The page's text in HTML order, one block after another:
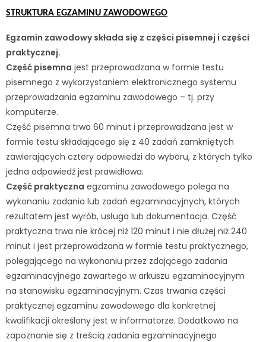
STRUKTURA EGZAMINU ZAWODOWEGO
Egzamin zawodowy składa się z części pisemnej i części
praktycznej.
Część pisemna jest przeprowadzana w formie testu
pisemnego z wykorzystaniem elektronicznego systemu
przeprowadzania egzaminu zawodowego – tj. przy
komputerze.
Część pisemna trwa 60 minut i przeprowadzana jest w
formie testu składającego się z 40 zadań zamkniętych
zawierających cztery odpowiedzi do wyboru, z których tylko
jedna odpowiedź jest prawidłowa.
Część praktyczna egzaminu zawodowego polega na
wykonaniu zadania lub zadań egzaminacyjnych, których
rezultatem jest wyrób, usługa lub dokumentacja. Część
praktyczna trwa nie krócej niż 120 minut i nie dłużej niż 240
minut i jest ‎‎przeprowadzana w formie testu praktycznego,
polegającego na wykonaniu przez zdającego ‎‎zadania
egzaminacyjnego zawartego w arkuszu egzaminacyjnym
na stanowisku ‎‎egzaminacyjnym. Czas trwania części
praktycznej egzaminu zawodowego dla konkretnej
‎kwalifikacji określony ‎jest w informatorze.‎ Dodatkowo na
zapoznanie się z treścią zadania egzaminacyjnego